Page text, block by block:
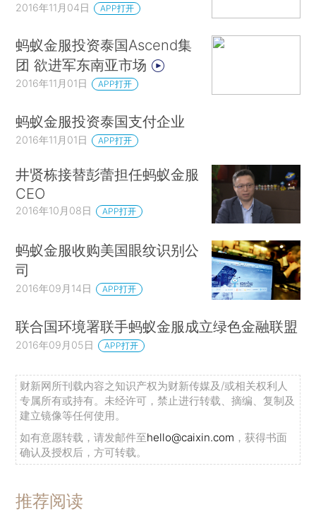
2016年11月04日 APP打开
蚂蚁金服投资泰国Ascend集
团 欲进军东南亚市场
2016年11月01日 APP打开
蚂蚁金服投资泰国支付企业
2016年11月01日 APP打开
井贤栋接替彭蕾担任蚂蚁金服
CEO
2016年10月08日 APP打开
蚂蚁金服收购美国眼纹识别公
司
2016年09月14日 APP打开
联合国环境署联手蚂蚁金服成立绿色金融联盟
2016年09月05日 APP打开
财新网所刊载内容之知识产权为财新传媒及/或相关权利人
专属所有或持有。未经许可，禁止进行转载、摘编、复制及
建立镜像等任何使用。
如有意愿转载，请发邮件至hello@caixin.com ，获得书面
确认及授权后，方可转载。
推荐阅读